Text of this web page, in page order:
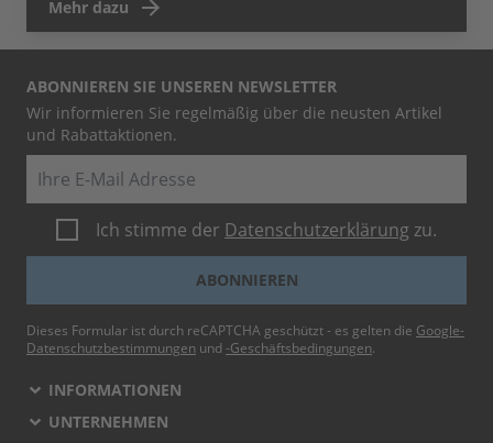
Mehr dazu
ABONNIEREN SIE UNSEREN NEWSLETTER
Wir informieren Sie regelmäßig über die neusten Artikel
und Rabattaktionen.
Ich stimme der Datenschutzerklärung zu.
ABONNIEREN
Dieses Formular ist durch reCAPTCHA geschützt - es gelten die Google-
Datenschutzbestimmungen und -Geschäftsbedingungen.
INFORMATIONEN
UNTERNEHMEN